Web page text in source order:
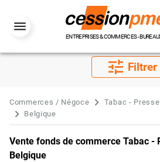
ENTREPRISES & COMMERCES -
tune Filtrer
Commerces / Négoce Tabac -
Belgique
Vente fonds de commerce Tabac -
Belgique